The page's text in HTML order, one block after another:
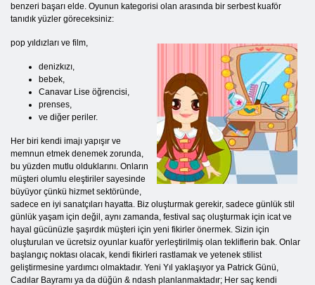
benzeri başarı elde. Oyunun kategorisi olan arasında bir serbest kuaför
tanıdık yüzler göreceksiniz:
pop yıldızları ve film,
denizkızı,
bebek,
Canavar Lise öğrencisi,
prenses,
ve diğer periler.
Her biri kendi imajı yapışır ve
memnun etmek denemek zorunda,
bu yüzden mutlu olduklarını. Onların
müşteri olumlu eleştiriler sayesinde
büyüyor çünkü hizmet sektöründe,
sadece en iyi sanatçıları hayatta. Biz oluşturmak gerekir, sadece günlük stil
günlük yaşam için değil, aynı zamanda, festival saç oluşturmak için icat ve
hayal gücünüzle şaşırdık müşteri için yeni fikirler önermek. Sizin için
oluşturulan ve ücretsiz oyunlar kuaför yerleştirilmiş olan tekliflerin bak. Onlar
başlangıç ​​noktası olacak, kendi fikirleri rastlamak ve yetenek stilist
geliştirmesine yardımcı olmaktadır. Yeni Yıl yaklaşıyor ya Patrick Günü,
Cadılar Bayramı ya da düğün & ndash planlanmaktadır; Her saç kendi